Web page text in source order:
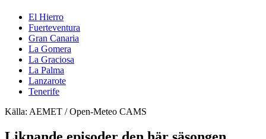
El Hierro
Fuerteventura
Gran Canaria
La Gomera
La Graciosa
La Palma
Lanzarote
Tenerife
Källa: AEMET / Open-Meteo CAMS